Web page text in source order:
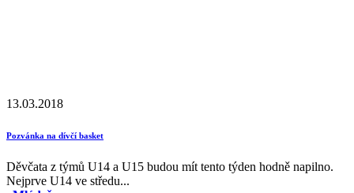
13.03.2018
Pozvánka na dívčí basket
Děvčata z týmů U14 a U15 budou mít tento týden hodně napilno.
Nejprve U14 ve středu...